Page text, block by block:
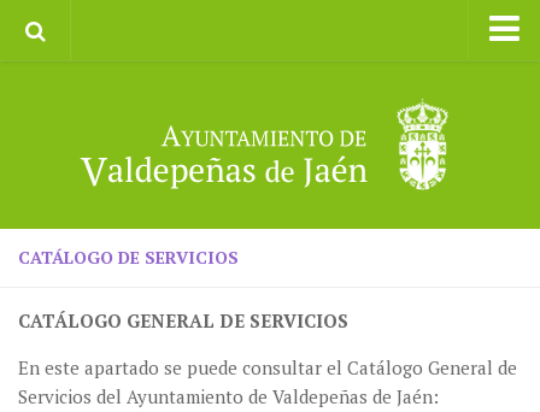
II CXM ROMPEALBARCAS 2023
CATÁLOGO DE SERVICIOS
CATÁLOGO GENERAL DE SERVICIOS
En este apartado se puede consultar el Catálogo General de
Servicios del Ayuntamiento de Valdepeñas de Jaén: